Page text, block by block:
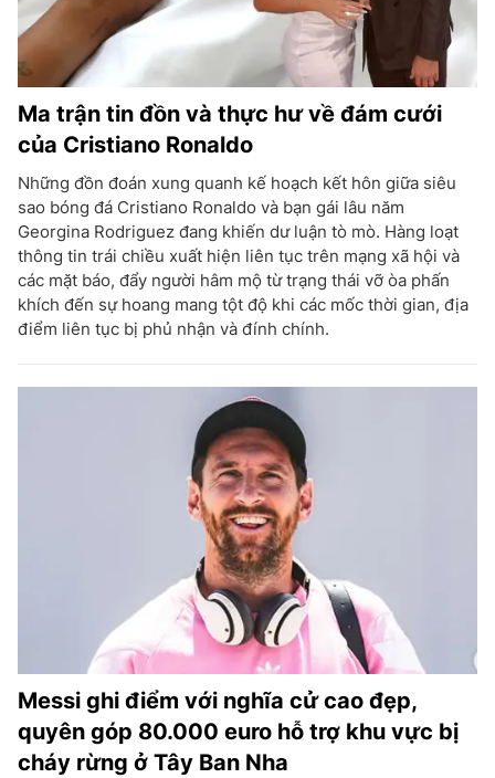
Ma trận tin đồn và thực hư về đám cưới
của Cristiano Ronaldo
Những đồn đoán xung quanh kế hoạch kết hôn giữa siêu
sao bóng đá Cristiano Ronaldo và bạn gái lâu năm
Georgina Rodriguez đang khiến dư luận tò mò. Hàng loạt
thông tin trái chiều xuất hiện liên tục trên mạng xã hội và
các mặt báo, đẩy người hâm mộ từ trạng thái vỡ òa phấn
khích đến sự hoang mang tột độ khi các mốc thời gian, địa
điểm liên tục bị phủ nhận và đính chính.
Messi ghi điểm với nghĩa cử cao đẹp,
quyên góp 80.000 euro hỗ trợ khu vực bị
cháy rừng ở Tây Ban Nha